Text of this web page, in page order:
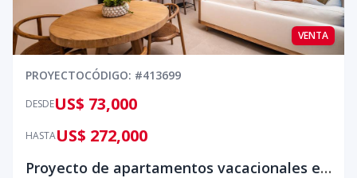
VENTA
PROYECTOCÓDIGO: #413699
DESDEUS$ 73,000
HASTAUS$ 272,000
Proyecto de apartamentos vacacionales en Puerto Plata